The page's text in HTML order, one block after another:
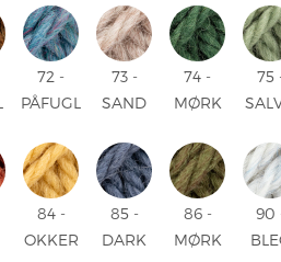
72 -
PÅFUGLEBLÅ
73 -
SAND
74 -
MØRK
UNI
75
84 -
OKKER
85 -
DARK
86 -
MØRK
90